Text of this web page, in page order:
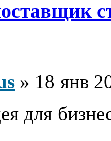
» 18 янв
для